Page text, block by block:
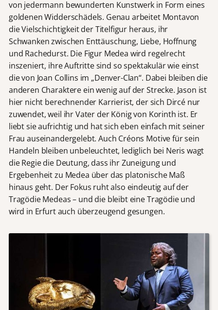
von jedermann bewunderten Kunstwerk in Form eines
goldenen Widderschädels. Genau arbeitet Montavon
die Vielschichtigkeit der Titelfigur heraus, ihr
Schwanken zwischen Enttäuschung, Liebe, Hoffnung
und Rachedurst. Die Figur Medea wird regelrecht
inszeniert, ihre Auftritte sind so spektakulär wie einst
die von Joan Collins im „Denver-Clan“. Dabei bleiben die
anderen Charaktere ein wenig auf der Strecke. Jason ist
hier nicht berechnender Karrierist, der sich Dircé nur
zuwendet, weil ihr Vater der König von Korinth ist. Er
liebt sie aufrichtig und hat sich eben einfach mit seiner
Frau auseinandergelebt. Auch Créons Motive für sein
Handeln bleiben unbeleuchtet, lediglich bei Neris wagt
die Regie die Deutung, dass ihr Zuneigung und
Ergebenheit zu Medea über das platonische Maß
hinaus geht. Der Fokus ruht also eindeutig auf der
Tragödie Medeas – und die bleibt eine Tragödie und
wird in Erfurt auch überzeugend gesungen.